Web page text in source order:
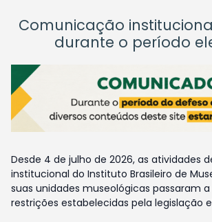
Comunicação
durante o período
Desde 4 de julho de 2026, as atividades
institucional do Instituto Brasileiro de
suas unidades museológicas passaram
restrições estabelecidas pela legislação